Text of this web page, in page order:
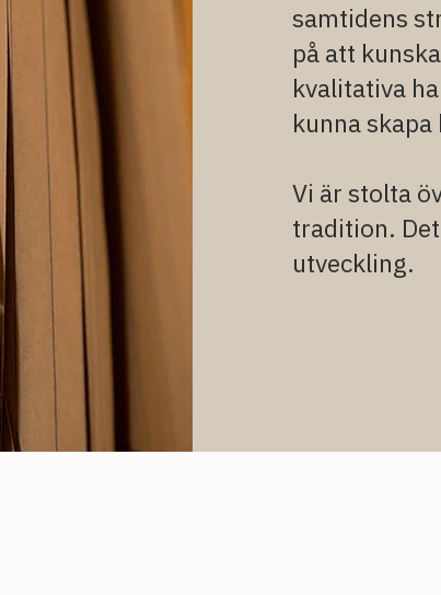
samtidens
på att
kvalitativa
kunna
Vi är stolta
tradition.
utveckling.